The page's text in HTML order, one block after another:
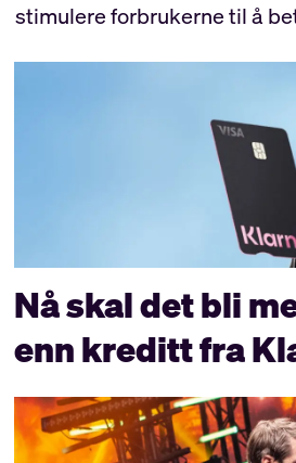
stimulere forbrukerne til å
Nå skal det bli
enn kreditt fra